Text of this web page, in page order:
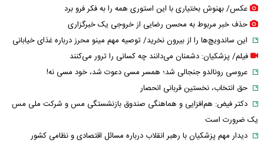
عکس/ بهنوش بختیاری با این استوری همه را به فکر فرو برد
حذف خبر مربوط به محسن رضایی از خروجی یک خبرگزاری
این ساندویچ‌ها را از بیرون نخرید/ توصیه مهم مینو محرز درباره غذای خیابانی
فیلم/ پزشکیان: دشمنان می‌دانند چه کسانی را ترور می‌کنند
عروسی رونالدو جنجالی شد؛ همسر مسی دعوت شد، خود مسی نه!
حق انتخاب، نخستین قربانی انحصار
دکتر فیض: هم‌افزایی و هماهنگی صندوق بازنشستگی مس و شرکت ملی مس
یک ضرورت است
دیدار مهم پزشکیان با رهبر انقلاب درباره مسائل اقتصادی و نظامی کشور